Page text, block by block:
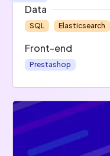
Data
SQL Elasticsearch
Front-end
Prestashop